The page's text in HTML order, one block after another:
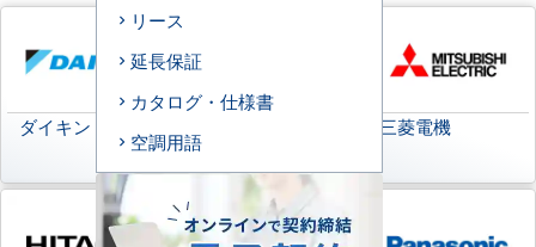
ダイキン
(旧:東芝キヤリア)
三菱電機
リース
延長保証
カタログ・仕様書
空調用語